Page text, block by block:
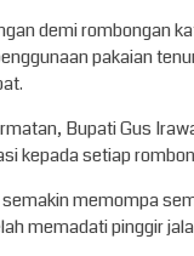
demi rombongan
pakaian
Bupati Gus
kepada setiap
memompa
memadati pinggir